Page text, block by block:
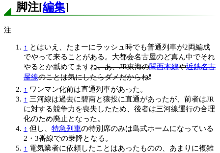
脚注[編集]
注
↑ とはいえ、たまーにラッシュ時でも普通列車が2両編成
でやって来ることがある。大都会名古屋のど真ん中でそれ
やるとか舐めてますね。あ、JR東海の関西本線や近鉄名古
屋線のことは気にしたらダメだからね❗️
↑ ワンマン化前は直通列車があった。
↑ 三河線は過去に碧南と猿投に直通があったが、前者はJR
に対する競争力を喪失したため、後者は三河線運行の合理
化のため廃止となった。
↑ 但し、 特急列車の特別席のみは島式ホームになっている
2・3番線での乗降となる。
↑ 電気業者に依頼したことはあったものの、あまりに複雑